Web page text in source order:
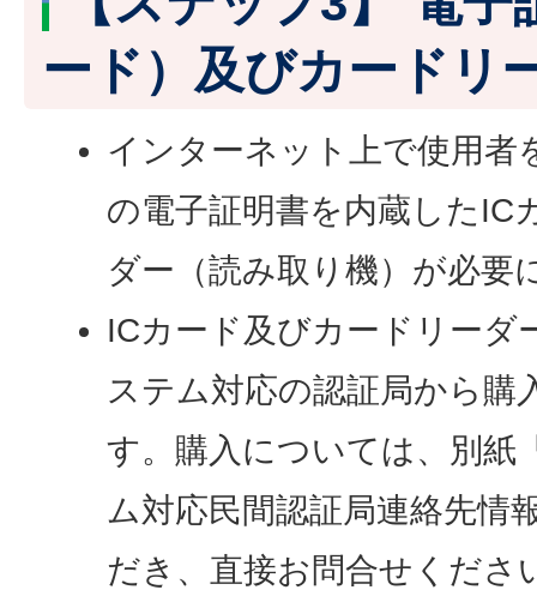
ード）及びカードリ
インターネット上で使用者
の電子証明書を内蔵したIC
ダー（読み取り機）が必要
ICカード及びカードリーダ
ステム対応の認証局から購
す。購入については、別紙
ム対応民間認証局連絡先情
だき、直接お問合せくださ